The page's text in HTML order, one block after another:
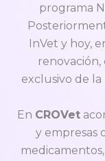
programa
InVet y hoy,
exclusivo de la
En CROVet
y empresas